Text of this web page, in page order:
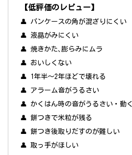
【低評価のレビュー】
👤 パンケースの角が混ざりにくい
👤 液晶がみにくい
👤 焼きかた､膨らみにムラ
👤 おいしくない
👤 1年半～2年ほどで壊れる
👤 アラーム音がうるさい
👤 かくはん時の音がうるさい・動く
👤 餅つきで米粒が残る
👤 餅つき後取りだすのが難しい
👤 取っ手がほしい